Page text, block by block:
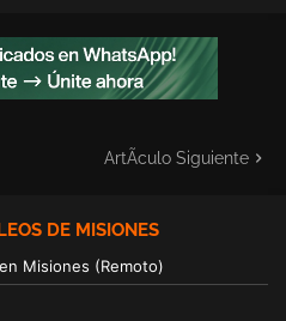
ArtÃ­culo Siguiente
DE MISIONES
Misiones (Remoto)